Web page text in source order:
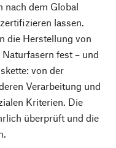
nach dem Global
lassen.
die Herstellung von
fest – und
von der
Verarbeitung und
Kriterien. Die
überprüft und die